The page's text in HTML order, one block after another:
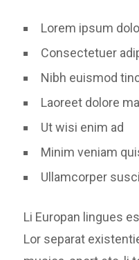
Lorem ipsum
Consectetuer
Nibh euismod
Laoreet dolore
Ut wisi enim ad
Minim veniam
Ullamcorper
Li Europan lingues
Lor separat